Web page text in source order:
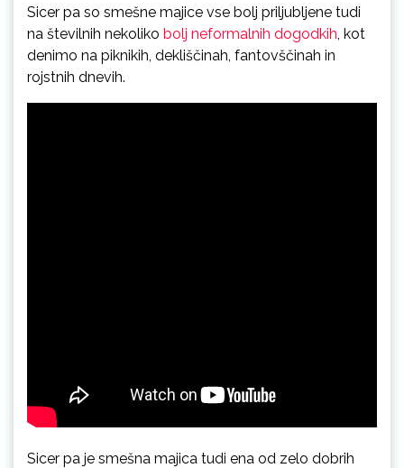
Sicer pa so smešne majice vse bolj priljubljene tudi
na številnih nekoliko bolj neformalnih dogodkih , kot
denimo na piknikih, dekliščinah, fantovščinah in
rojstnih dnevih.
Sicer pa je smešna majica tudi ena od zelo dobrih